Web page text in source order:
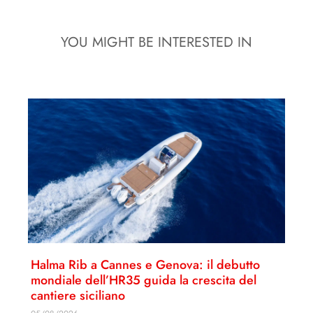
YOU MIGHT BE INTERESTED IN
Halma Rib a Cannes e Genova: il debutto
mondiale dell’HR35 guida la crescita del
cantiere siciliano